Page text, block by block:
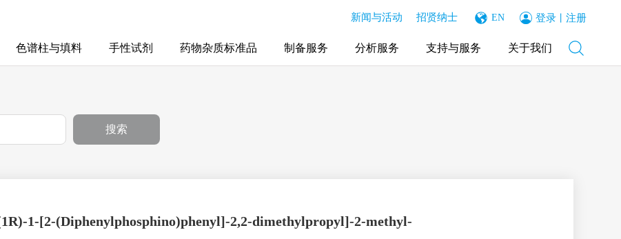
新闻与活动 招贤纳士 EN 登录 注册
色谱柱与填料 手性试剂 药物杂质标准品 制备服务 分析服务 支持与服务 关于我们
搜索
1-[2-(Diphenylphosphino)phenyl]-2,2-dimethylpropyl]-2-methyl-